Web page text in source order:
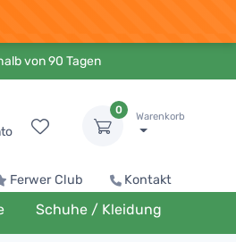
von 90 Tagen
0
Warenkorb
Ferwer Club Kontakt
Schuhe / Kleidung